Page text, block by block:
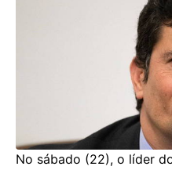
No sábado (22), o líder